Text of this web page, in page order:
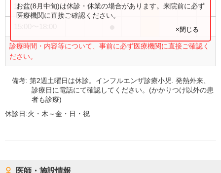
15:00〜17:00 ●
診療時間・内容等について、事前に必ず医療機関に直接ご確認く
ださい。
お盆(8月中旬)は休診・休業の場合があります。来院前に必ず
医療機関に直接ご確認ください。
×閉じる
備考:第2週土曜日は休診。インフルエンザ診療小児. 発熱外来、
診療日に電話にて確認してください。(かかりつけ以外の患
者も診療)
休診日:火・木～金・日・祝
医師・施設情報